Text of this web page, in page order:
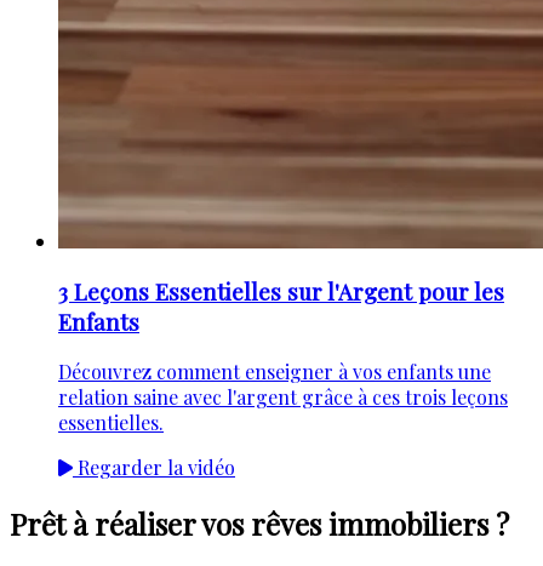
3 Leçons Essentielles sur l'Argent pour les
Enfants
Découvrez comment enseigner à vos enfants une
relation saine avec l'argent grâce à ces trois leçons
essentielles.
Regarder la vidéo
Prêt à réaliser vos rêves immobiliers ?